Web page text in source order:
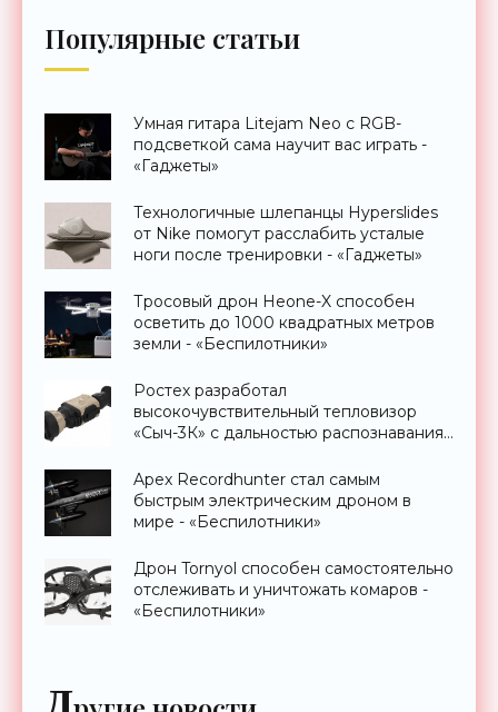
Популярные статьи
Умная гитара Litejam Neo с RGB-
подсветкой сама научит вас играть -
«Гаджеты»
Технологичные шлепанцы Hyperslides
от Nike помогут расслабить усталые
ноги после тренировки - «Гаджеты»
Тросовый дрон Heone-X способен
осветить до 1000 квадратных метров
земли - «Беспилотники»
Ростех разработал
высокочувствительный тепловизор
«Сыч-3К» с дальностью распознавания
Apex Recordhunter стал самым
быстрым электрическим дроном в
мире - «Беспилотники»
Дрон Tornyol способен самостоятельно
отслеживать и уничтожать комаров -
«Беспилотники»